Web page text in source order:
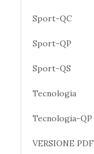
Sport-QC
Sport-QP
Sport-QS
Tecnologia
Tecnologia-QP
VERSIONE PDF